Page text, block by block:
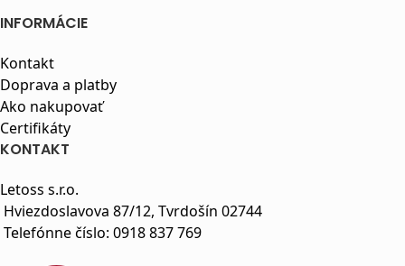
INFORMÁCIE
Kontakt
Doprava a platby
Ako nakupovať
Certifikáty
KONTAKT
Letoss s.r.o.
Hviezdoslavova 87/12, Tvrdošín 02744
Telefónne číslo: 0918 837 769